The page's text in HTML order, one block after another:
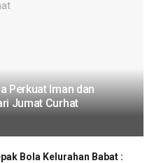
Perkuat Iman dan
Jumat Curhat
Bola Kelurahan Babat :